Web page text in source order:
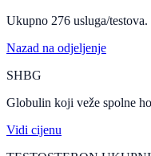
Ukupno 276 usluga/testova.
Nazad na odjeljenje
SHBG
Globulin koji veže spolne
Vidi cijenu